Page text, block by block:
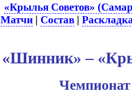
«Крылья Советов»
Матчи | Состав |
«Шинник» –
Чемпионат